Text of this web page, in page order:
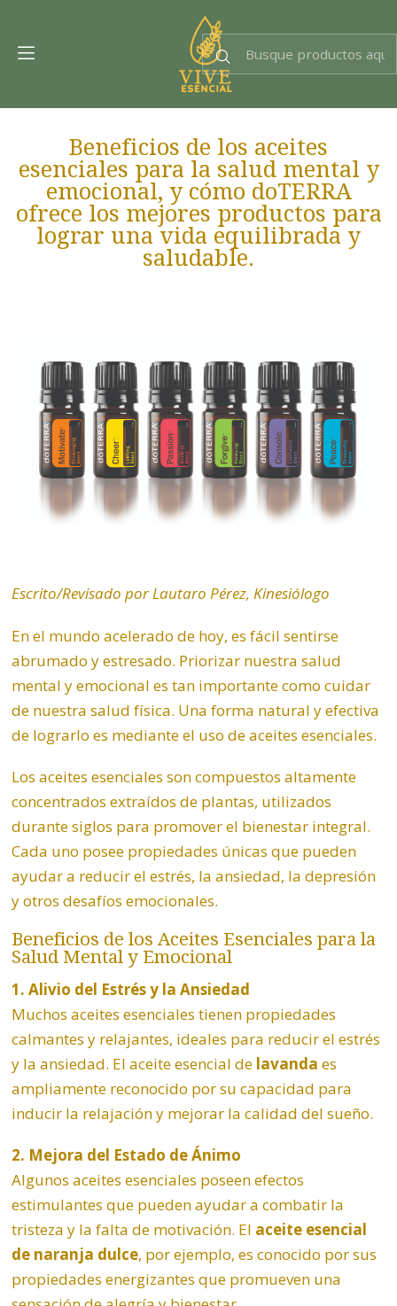
Beneficios de los aceites
esenciales para la salud mental y
emocional, y cómo doTERRA
ofrece los mejores productos para
lograr una vida equilibrada y
saludable.
Escrito/Revisado por Lautaro Pérez, Kinesiólogo
En el mundo acelerado de hoy, es fácil sentirse
abrumado y estresado. Priorizar nuestra salud
mental yemocional es tan importante como cuidar
de nuestra salud física. Una forma natural y efectiva
de lograrlo es mediante el uso de aceites esenciales.
Los aceites esenciales son compuestos altamente
concentrados extraídos de plantas, utilizados
durante siglos para promover el bienestar integral.
Cada uno posee propiedades únicas que pueden
ayudar a reducir el estrés, la ansiedad, la depresión
y otros desafíos emocionales.
Beneficios de los Aceites Esenciales para la
Salud Mental y Emocional
1. Alivio del Estrés y la Ansiedad
Muchos aceites esenciales tienen propiedades
calmantes y relajantes, ideales para reducir el estrés
y la ansiedad. El aceite esencial de lavanda es
ampliamente reconocido por su capacidad para
inducir la relajación y mejorar la calidad del sueño.
2. Mejora del Estado de Ánimo
Algunos aceites esenciales poseen efectos
estimulantes que pueden ayudar a combatir la
tristeza y la falta de motivación. El aceite esencial
de naranja dulce, por ejemplo, es conocido por sus
propiedades energizantes que promueven una
Dra. EsencIAl
Experta en bienestar